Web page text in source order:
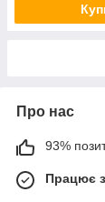
Про нас
93%
Працює